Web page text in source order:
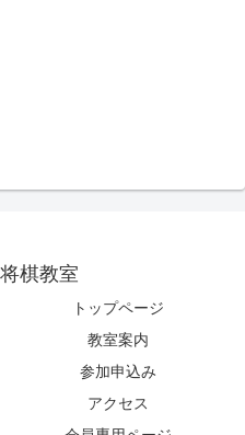
棋教室
トップページ
教室案内
参加申込み
アクセス